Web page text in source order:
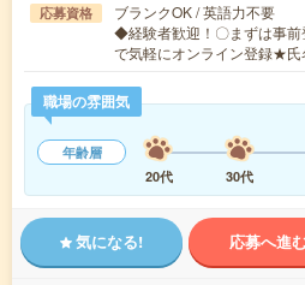
応募資格
ブランクOK / 英語力不要
◆経験者歓迎！〇まずは事
で気軽にオンライン登録★
職場の雰囲気
年齢層
20代
30代
気になる! 応募へ進